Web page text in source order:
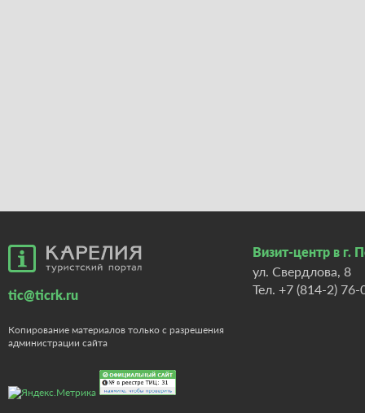
tic@ticrk.ru
Копирование материалов только с разрешения
администрации сайта
Визит-центр в г.
ул. Свердлова, 8
Тел. +7 (814-2) 76-